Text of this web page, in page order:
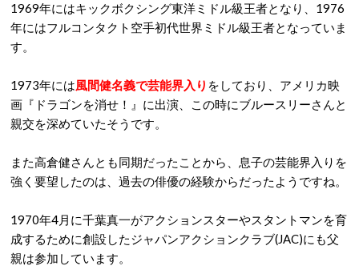
1969年にはキックボクシング東洋ミドル級王者となり、1976
年にはフルコンタクト空手初代世界ミドル級王者となっていま
す。
1973年には風間健名義で芸能界入り をしており、アメリカ映
画『ドラゴンを消せ！』に出演、この時にブルースリーさんと
親交を深めていたそうです。
また高倉健さんとも同期だったことから、息子の芸能界入りを
強く要望したのは、過去の俳優の経験からだったようですね。
1970年4月に千葉真一がアクションスターやスタントマンを育
成するために創設したジャパンアクションクラブ(JAC)にも父
親は参加しています。